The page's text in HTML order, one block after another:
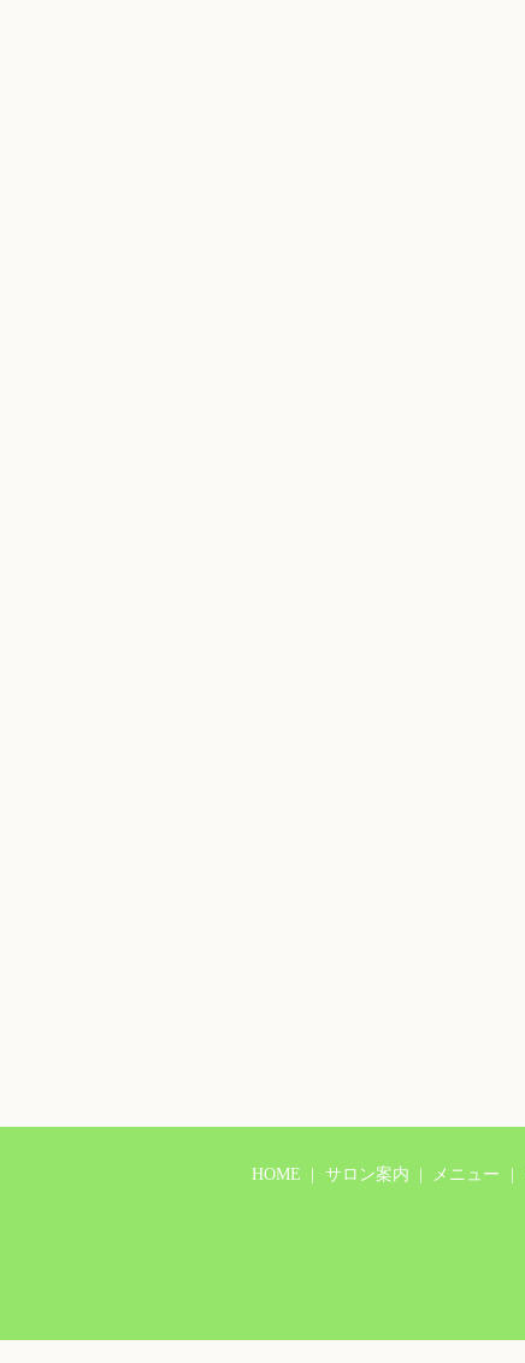
HOME サロン案内 メニュー